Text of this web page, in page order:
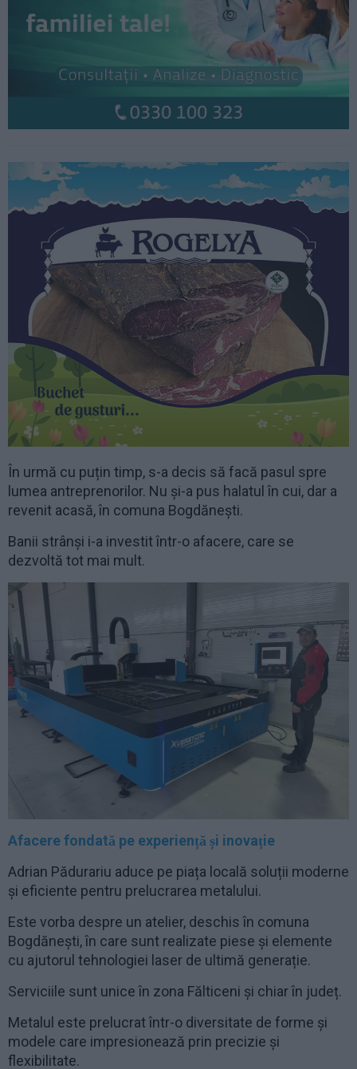
În urmă cu puțin timp, s-a decis să facă pasul spre
lumea antreprenorilor. Nu și-a pus halatul în cui, dar a
revenit acasă, în comuna Bogdănești.
Banii strânși i-a investit într-o afacere, care se
dezvoltă tot mai mult.
Afacere fondată pe experiență și inovație
Adrian Pădurariu aduce pe piața locală soluții moderne
și eficiente pentru prelucrarea metalului.
Este vorba despre un atelier, deschis în comuna
Bogdănești, în care sunt realizate piese și elemente
cu ajutorul tehnologiei laser de ultimă generație.
Serviciile sunt unice în zona Fălticeni și chiar în județ.
Metalul este prelucrat într-o diversitate de forme și
modele care impresionează prin precizie și
flexibilitate.